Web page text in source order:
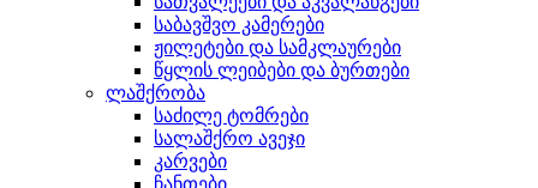
საბავშვო კამერები
ჟილეტები და სამკლაურები
წყლის ლეიბები და ბურთები
ლაშქრობა
საძილე ტომრები
სალაშქრო ავეჯი
კარვები
ჩანთები